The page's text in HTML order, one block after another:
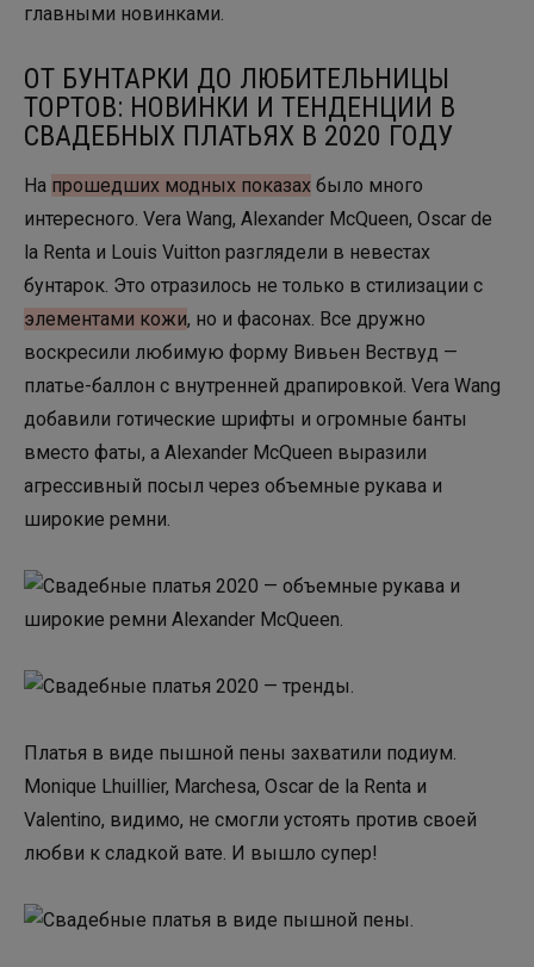
главными новинками.
ОТ БУНТАРКИ ДО ЛЮБИТЕЛЬНИЦЫ
ТОРТОВ: НОВИНКИ И ТЕНДЕНЦИИ В
СВАДЕБНЫХ ПЛАТЬЯХ В 2020 ГОДУ
На прошедших модных показах было много
интересного. Vera Wang, Alexander McQueen, Oscar de
la Renta и Louis Vuitton разглядели в невестах
бунтарок. Это отразилось не только в стилизации с
элементами кожи, но и фасонах. Все дружно
воскресили любимую форму Вивьен Вествуд —
платье-баллон с внутренней драпировкой. Vera Wang
добавили готические шрифты и огромные банты
вместо фаты, а Alexander McQueen выразили
агрессивный посыл через объемные рукава и
широкие ремни.
Платья в виде пышной пены захватили подиум.
Monique Lhuillier, Marchesa, Oscar de la Renta и
Valentino, видимо, не смогли устоять против своей
любви к сладкой вате. И вышло супер!